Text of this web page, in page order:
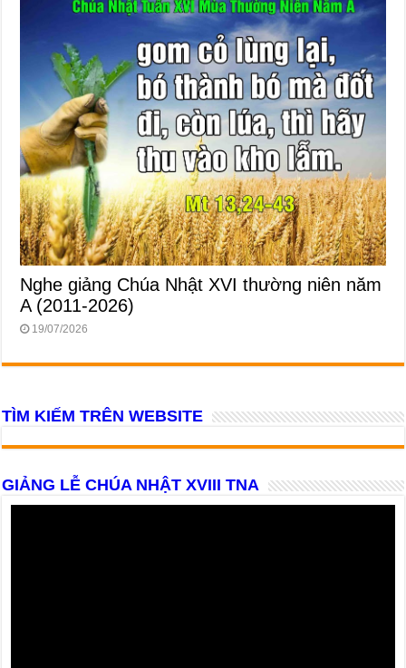
Nghe giảng Chúa Nhật XVI thường niên năm
A (2011-2026)
19/07/2026
TÌM KIẾM TRÊN WEBSITE
GIẢNG LỄ CHÚA NHẬT XVIII TNA